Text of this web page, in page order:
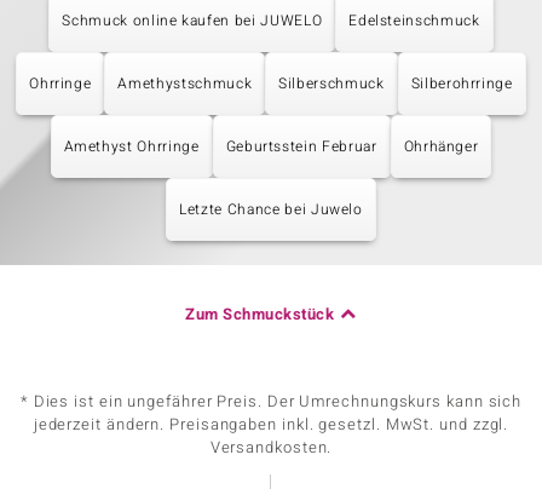
Schmuck online kaufen bei JUWELO Edelsteinschmuck
Ohrringe Amethystschmuck Silberschmuck Silberohrringe
Amethyst Ohrringe Geburtsstein Februar Ohrhänger
Letzte Chance bei Juwelo
Zum Schmuckstück
* Dies ist ein ungefährer Preis. Der Umrechnungskurs kann sich
jederzeit ändern. Preisangaben inkl. gesetzl. MwSt. und zzgl.
Versandkosten.